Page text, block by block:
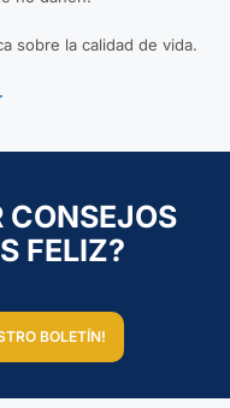
sobre la calidad de vida.
CONSEJOS
FELIZ?
BOLETÍN!